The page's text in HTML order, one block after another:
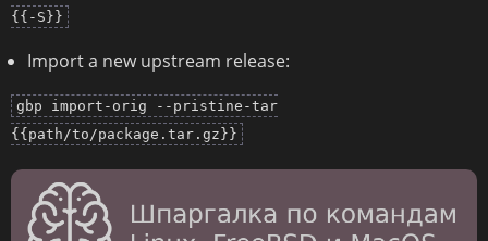
{{-S}}
Import a new upstream release:
gbp import-orig --pristine-tar
{{path/to/package.tar.gz}}